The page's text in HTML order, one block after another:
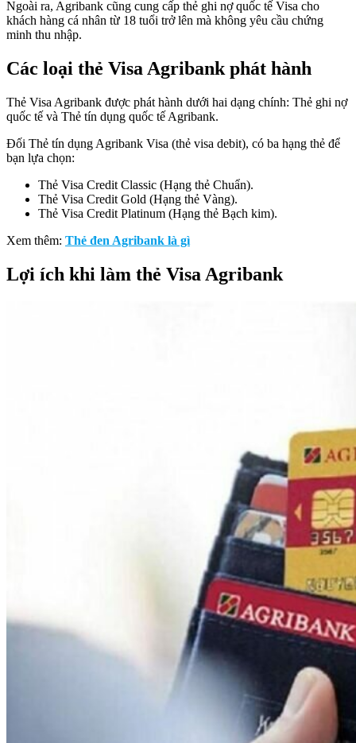
Ngoài ra, Agribank cũng cung cấp thẻ ghi nợ quốc tế Visa cho
khách hàng cá nhân từ 18 tuổi trở lên mà không yêu cầu chứng
minh thu nhập.
Các loại thẻ Visa Agribank phát hành
Thẻ Visa Agribank được phát hành dưới hai dạng chính: Thẻ ghi nợ
quốc tế và Thẻ tín dụng quốc tế Agribank.
Đối Thẻ tín dụng Agribank Visa (thẻ visa debit), có ba hạng thẻ để
bạn lựa chọn:
Thẻ Visa Credit Classic (Hạng thẻ Chuẩn).
Thẻ Visa Credit Gold (Hạng thẻ Vàng).
Thẻ Visa Credit Platinum (Hạng thẻ Bạch kim).
Xem thêm: Thẻ đen Agribank là gì
Lợi ích khi làm thẻ Visa Agribank